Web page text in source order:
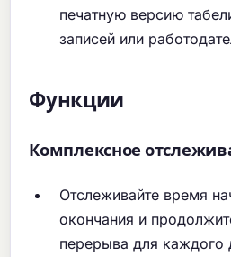
печатную версию
записей или
Функции
Комплексное
Отслеживайте время
окончания и
перерыва для каждого